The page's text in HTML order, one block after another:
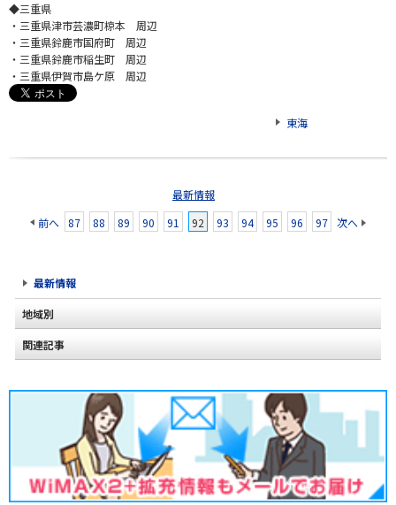
◆三重県
・三重県津市芸濃町椋本 周辺
・三重県鈴鹿市国府町 周辺
・三重県鈴鹿市稲生町 周辺
・三重県伊賀市島ケ原 周辺
東海
最新情報
前へ
87 88 89 90 91 92 93 94 95 96 97 次へ
最新情報
地域別
北海道
甲信越
北陸
関連記事